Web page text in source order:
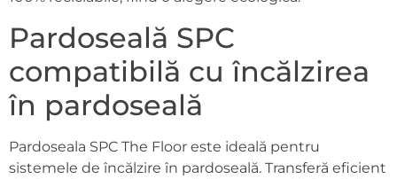
Pardoseală SPC
compatibilă cu încălzirea
în pardoseală
Pardoseala SPC The Floor este ideală pentru
sistemele de încălzire în pardoseală. Transferă eficient